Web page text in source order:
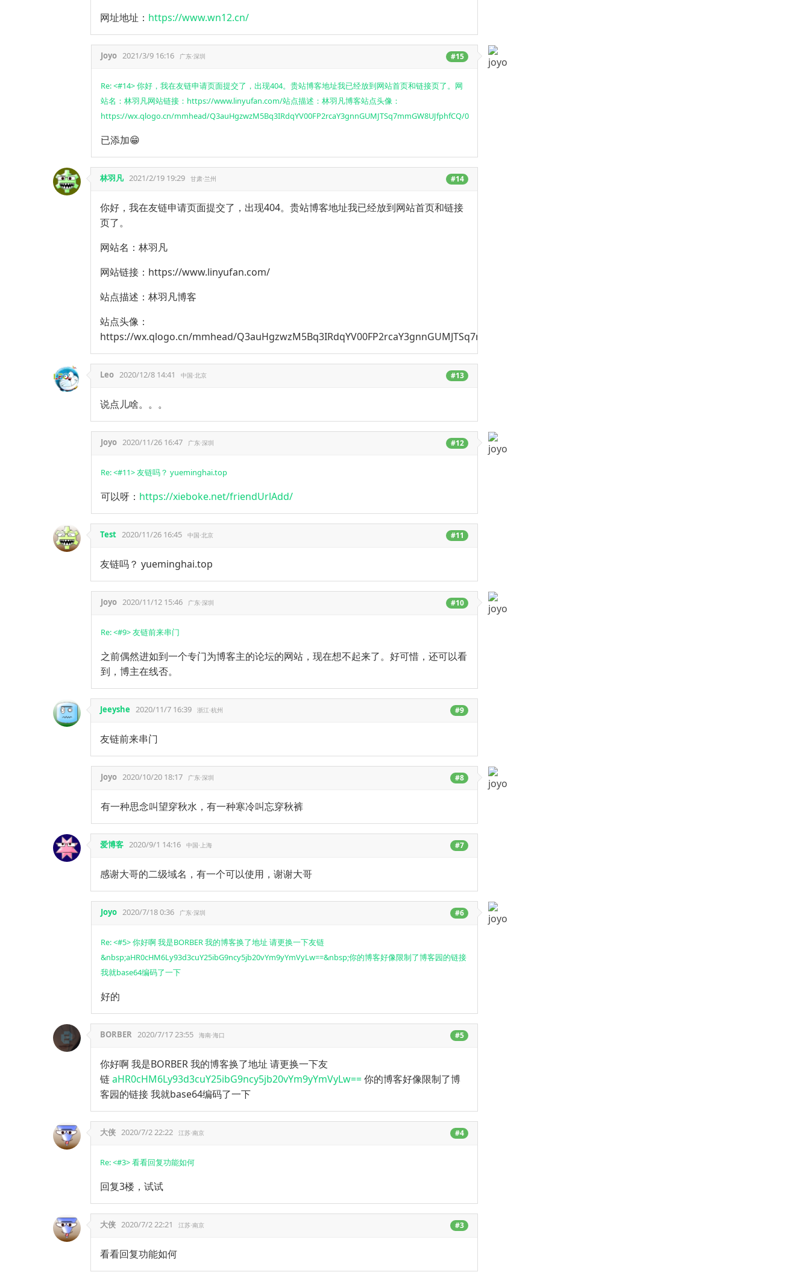
网址地址： https://www.wn12.cn/
Joyo 2021/3/9 16:16 广东·深圳 #15
Re: <#14> 你好，我在友链申请页面提交了，出现404。贵站博客地址我已经放到网站首页和链接页了。网
站名：林羽凡网站链接：https://www.linyufan.com/站点描述：林羽凡博客站点头像：
https://wx.qlogo.cn/mmhead/Q3auHgzwzM5Bq3IRdqYV00FP2rcaY3gnnGUMJTSq7mmGW8UJfphfCQ/0
已添加😁
林羽凡2021/2/19 19:29 甘肃·兰州 #14
你好，我在友链申请页面提交了，出现404。贵站博客地址我已经放到网站首页和链接
页了。
网站名：林羽凡
网站链接：https://www.linyufan.com/
站点描述：林羽凡博客
站点头像：
https://wx.qlogo.cn/mmhead/Q3auHgzwzM5Bq3IRdqYV00FP2rcaY3gnnGUMJTSq7mmGW8UJfphfCQ/0
Leo 2020/12/8 14:41 中国·北京 #13
说点儿啥。。。
Joyo 2020/11/26 16:47 广东·深圳 #12
Re: <#11> 友链吗？ yueminghai.top
可以呀： https://xieboke.net/friendUrlAdd/
Test 2020/11/26 16:45 中国·北京 #11
友链吗？ yueminghai.top
Joyo 2020/11/12 15:46 广东·深圳 #10
Re: <#9> 友链前来串门
之前偶然进如到一个专门为博客主的论坛的网站，现在想不起来了。好可惜，还可以看
到，博主在线否。
Jeeyshe 2020/11/7 16:39 浙江·杭州 #9
友链前来串门
Joyo 2020/10/20 18:17 广东·深圳 #8
有一种思念叫望穿秋水，有一种寒冷叫忘穿秋裤
爱博客 2020/9/1 14:16 中国·上海 #7
感谢大哥的二级域名，有一个可以使用，谢谢大哥
Joyo 2020/7/18 0:36 广东·深圳 #6
Re: <#5> 你好啊 我是BORBER 我的博客换了地址 请更换一下友链
&nbsp;aHR0cHM6Ly93d3cuY25ibG9ncy5jb20vYm9yYmVyLw==&nbsp;你的博客好像限制了博客园的链接
我就base64编码了一下
好的
BORBER 2020/7/17 23:55 海南·海口 #5
你好啊 我是BORBER 我的博客换了地址 请更换一下友
链aHR0cHM6Ly93d3cuY25ibG9ncy5jb20vYm9yYmVyLw==你的博客好像限制了博
客园的链接 我就base64编码了一下
大侠 2020/7/2 22:22 江苏·南京 #4
Re: <#3> 看看回复功能如何
回复3楼，试试
大侠 2020/7/2 22:21 江苏·南京 #3
看看回复功能如何